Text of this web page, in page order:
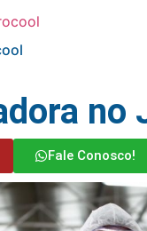
no
Fale Conosco!